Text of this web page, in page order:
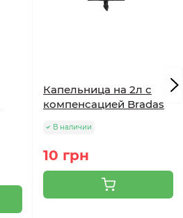
Капельница на 2л с
компенсацией Bradas
В наличии
10 грн